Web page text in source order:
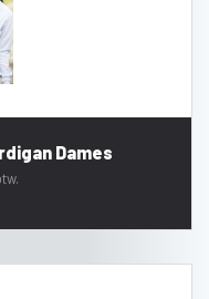
Dames